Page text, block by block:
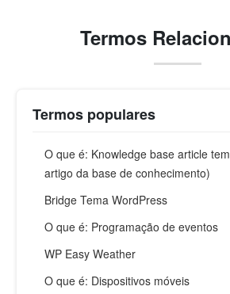
Termos
Termos populares
O que é: Knowledge base article
artigo da base de conhecimento)
Bridge Tema WordPress
O que é: Programação de eventos
WP Easy Weather
O que é: Dispositivos móveis